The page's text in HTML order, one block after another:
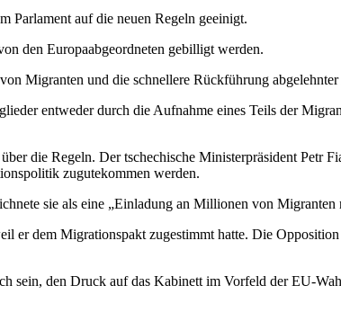
Parlament auf die neuen Regeln geeinigt.
den Europaabgeordneten gebilligt werden.
Migranten und die schnellere Rückführung
entweder durch die Aufnahme eines Teils der
die Regeln. Der tschechische Ministerpräsident Petr
zugutekommen werden.
sie als eine „Einladung an Millionen von Migranten
dem Migrationspakt zugestimmt hatte. Die
sein, den Druck auf das Kabinett im Vorfeld der EU-